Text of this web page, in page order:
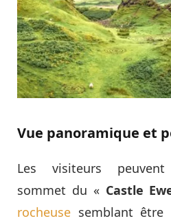
Vue panoramique et
Les visiteurs peuvent
sommet du « Castle
rocheuse semblant être